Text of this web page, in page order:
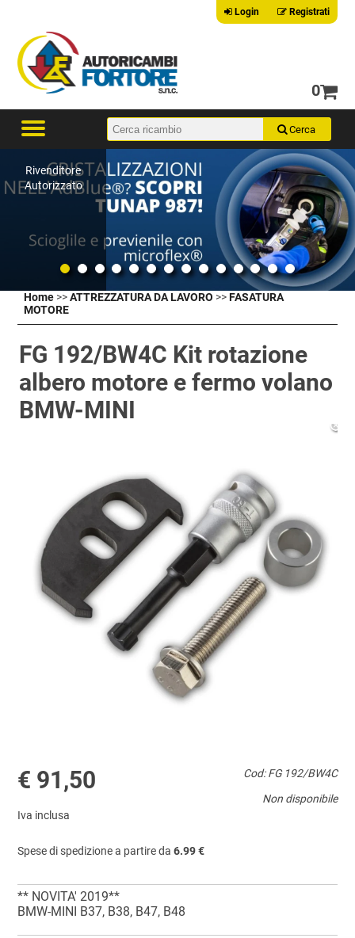
Login Registrati
0
Rivenditore
Autorizzato
Home >>ATTREZZATURA DA LAVORO >>FASATURA
MOTORE
FG 192/BW4C Kit rotazione
albero motore e fermo volano
BMW-MINI
€ 91,50
Iva inclusa
Cod: FG 192/BW4C
Non disponibile
Spese di spedizione a partire da6.99 €
** NOVITA' 2019**
BMW-MINI B37, B38, B47, B48